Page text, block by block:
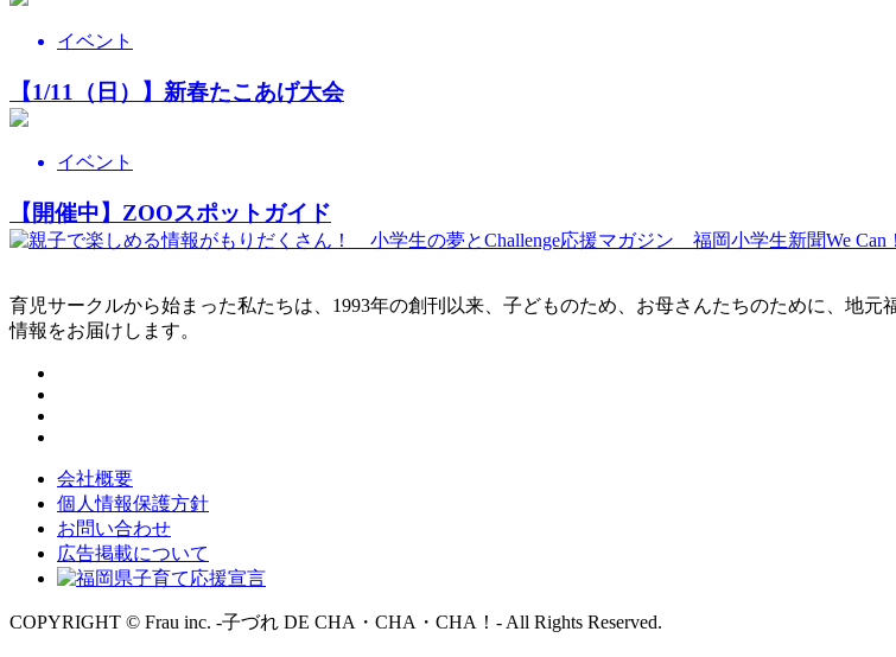
イベント
【1/11（日）】新春たこあげ大会
イベント
【開催中】ZOOスポットガイド
育児サークルから始まった私たちは、1993年の創刊以来、子どものため、お母さんたちのために、地
情報をお届けします。
会社概要
個人情報保護方針
お問い合わせ
広告掲載について
COPYRIGHT © Frau inc. -子づれ DE CHA・CHA・CHA！- All Rights Reserved.